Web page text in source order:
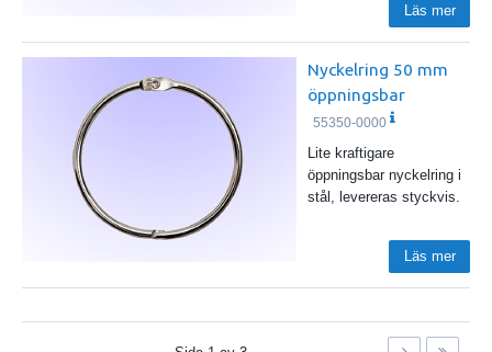
Läs mer
Nyckelring 50 mm
öppningsbar
55350-0000
Lite kraftigare
öppningsbar nyckelring i
stål, levereras styckvis.
Läs mer